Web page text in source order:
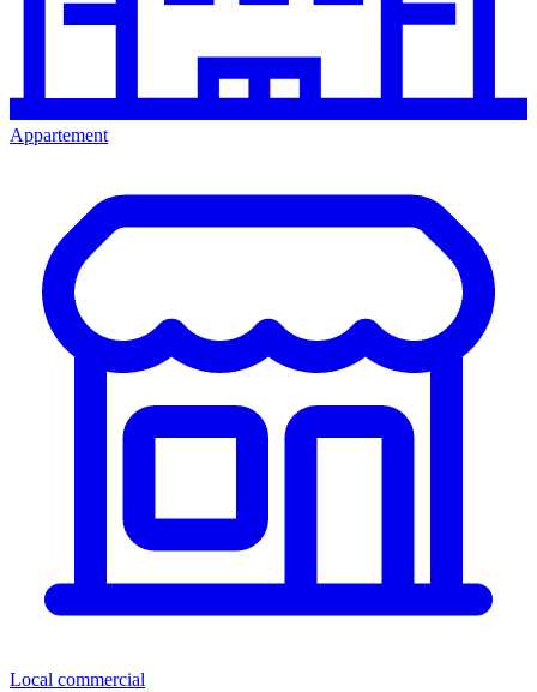
Appartement
Local commercial